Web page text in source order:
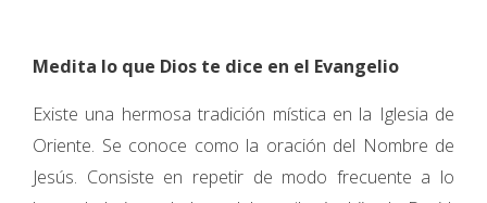
Medita lo que Dios te dice en el Evangelio
Existe una hermosa tradición mística en la Iglesia de
Oriente. Se conoce como la oración del Nombre de
Jesús. Consiste en repetir de modo frecuente a lo